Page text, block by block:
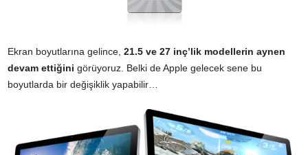
Ekran boyutlarına gelince, 21.5 ve 27 inç’lik modellerin aynen
devam ettiğini görüyoruz. Belki de Apple gelecek sene bu
boyutlarda bir değişiklik yapabilir…